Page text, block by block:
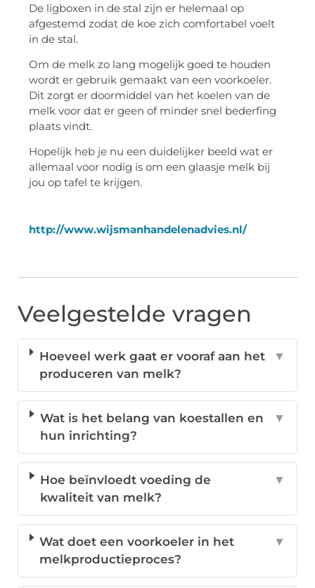
De ligboxen in de stal zijn er helemaal op
afgestemd zodat de koe zich comfortabel voelt
in de stal.
Om de melk zo lang mogelijk goed te houden
wordt er gebruik gemaakt van een voorkoeler.
Dit zorgt er doormiddel van het koelen van de
melk voor dat er geen of minder snel bederfing
plaats vindt.
Hopelijk heb je nu een duidelijker beeld wat er
allemaal voor nodig is om een glaasje melk bij
jou op tafel te krijgen.
http://www.wijsmanhandelenadvies.nl/
Veelgestelde vragen
Hoeveel werk gaat er vooraf aan het
produceren van melk?
▼
Wat is het belang van koestallen en
hun inrichting?
▼
Hoe beïnvloedt voeding de
kwaliteit van melk?
▼
Wat doet een voorkoeler in het
melkproductieproces?
▼